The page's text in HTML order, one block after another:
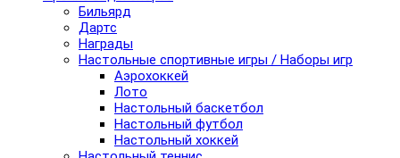
Бильярд
Дартс
Награды
Настольные спортивные игры / Наборы игр
Аэрохоккей
Лото
Настольный баскетбол
Настольный футбол
Настольный хоккей